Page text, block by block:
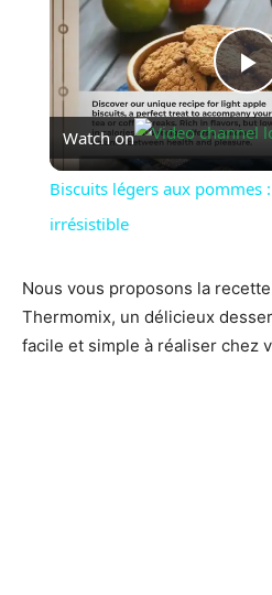
Watch on
Biscuits légers aux pommes
irrésistible
Nous vous proposons la
Thermomix, un délicieux
facile et simple à réaliser chez